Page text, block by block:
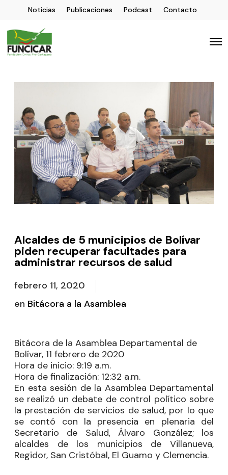
Noticias Publicaciones Podcast Contacto
Alcaldes de 5 municipios de Bolívar
piden recuperar facultades para
administrar recursos de salud
febrero 11, 2020
en Bitácora a la Asamblea
Bitácora de la Asamblea Departamental de
Bolívar, 11 febrero de 2020
Hora de inicio: 9:19 a.m.
Hora de finalización: 12:32 a.m.
En esta sesión de la Asamblea Departamental
se realizó un debate de control político sobre
la prestación de servicios de salud, por lo que
se contó con la presencia en plenaria del
Secretario de Salud, Álvaro González; los
alcaldes de los municipios de Villanueva,
Regidor, San Cristóbal, El Guamo y Clemencia.